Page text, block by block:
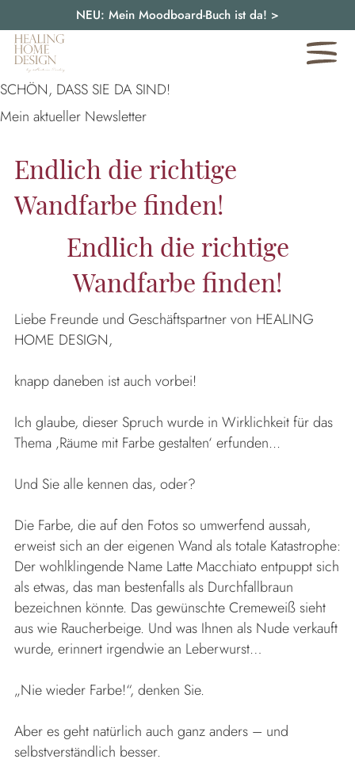
NEU: Mein Moodboard-Buch ist da! >
SCHÖN, DASS SIE DA SIND!
Mein aktueller Newsletter
Endlich die richtige
Wandfarbe finden!
Endlich die richtige
Wandfarbe finden!
Liebe Freunde und Geschäftspartner von HEALING
HOME DESIGN,
knapp daneben ist auch vorbei!
Ich glaube, dieser Spruch wurde in Wirklichkeit für das
Thema ‚Räume mit Farbe gestalten‘ erfunden...
Und Sie alle kennen das, oder?
Die Farbe, die auf den Fotos so umwerfend aussah,
erweist sich an der eigenen Wand als totale Katastrophe:
Der wohlklingende Name Latte Macchiato entpuppt sich
als etwas, das man bestenfalls als Durchfallbraun
bezeichnen könnte. Das gewünschte Cremeweiß sieht
aus wie Raucherbeige. Und was Ihnen als Nude verkauft
wurde, erinnert irgendwie an Leberwurst…
„Nie wieder Farbe!“, denken Sie.
Aber es geht natürlich auch ganz anders – und
selbstverständlich besser.